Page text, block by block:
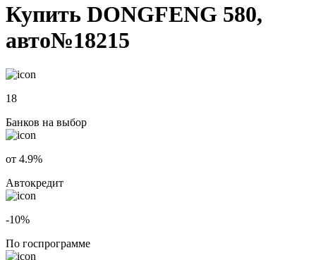
Купить DONGFENG 580,
авто№18215
18
Банков на выбор
от 4.9%
Автокредит
-10%
По госпрограмме